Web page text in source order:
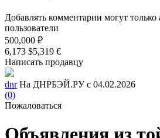
Добавлять комментарии могут только
пользователи
500,000 ₽
6,173 $5,319 €
Написать продавцу
dnr На ДНРБЭЙ.РУ с 04.02.2026
(0)
Пожаловаться